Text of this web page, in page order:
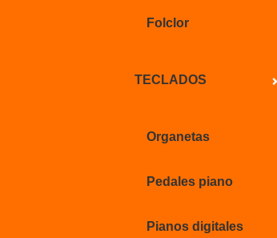
Folclor
TECLADOS
Organetas
Pedales piano
Pianos digitales